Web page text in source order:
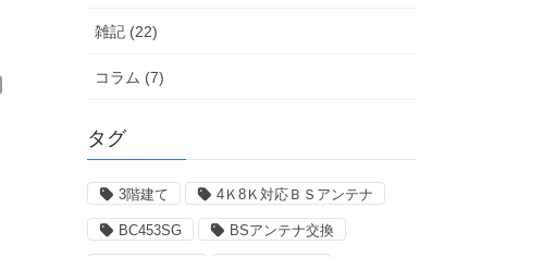
雑記 (22)
コラム (7)
タグ
3階建て 4Ｋ8Ｋ対応ＢＳアンテナ
BC453SG BSアンテナ交換